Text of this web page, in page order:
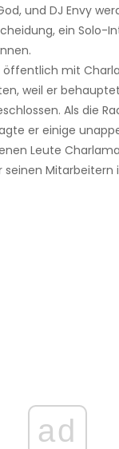
und DJ Envy
ein Solo-
öffentlich mit
weil er
Als die
er einige
Leute
Mitarbeitern
ad